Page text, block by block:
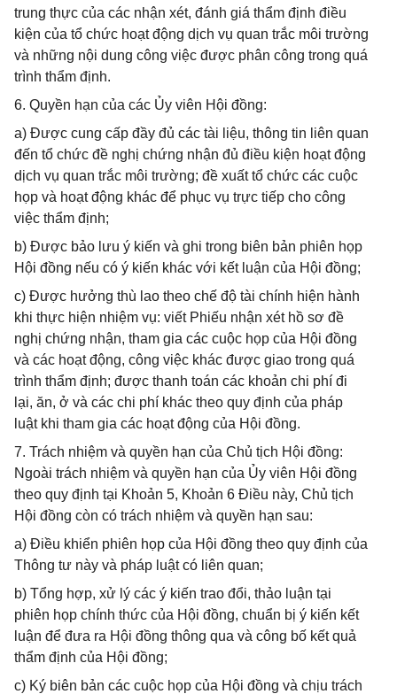
trung thực của các nhận xét, đánh giá thẩm định điều
kiện của tổ chức hoạt động dịch vụ quan trắc môi trường
và những nội dung công việc được phân công trong quá
trình thẩm định.
6. Quyền hạn của các Ủy viên Hội đồng:
a) Được cung cấp đầy đủ các tài liệu, thông tin liên quan
đến tổ chức đề nghị chứng nhận đủ điều kiện hoạt động
dịch vụ quan trắc môi trường; đề xuất tổ chức các cuộc
họp và hoạt động khác để phục vụ trực tiếp cho công
việc thẩm định;
b) Được bảo lưu ý kiến và ghi trong biên bản phiên họp
Hội đồng nếu có ý kiến khác với kết luận của Hội đồng;
c) Được hưởng thù lao theo chế độ tài chính hiện hành
khi thực hiện nhiệm vụ: viết Phiếu nhận xét hồ sơ đề
nghị chứng nhận, tham gia các cuộc họp của Hội đồng
và các hoạt động, công việc khác được giao trong quá
trình thẩm định; được thanh toán các khoản chi phí đi
lại, ăn, ở và các chi phí khác theo quy định của pháp
luật khi tham gia các hoạt động của Hội đồng.
7. Trách nhiệm và quyền hạn của Chủ tịch Hội đồng:
Ngoài trách nhiệm và quyền hạn của Ủy viên Hội đồng
theo quy định tại Khoản 5, Khoản 6 Điều này, Chủ tịch
Hội đồng còn có trách nhiệm và quyền hạn sau:
a) Điều khiển phiên họp của Hội đồng theo quy định của
Thông tư này và pháp luật có liên quan;
b) Tổng hợp, xử lý các ý kiến trao đổi, thảo luận tại
phiên họp chính thức của Hội đồng, chuẩn bị ý kiến kết
luận để đưa ra Hội đồng thông qua và công bố kết quả
thẩm định của Hội đồng;
c) Ký biên bản các cuộc họp của Hội đồng và chịu trách